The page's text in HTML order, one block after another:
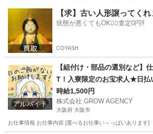
新宿駅 軽作業 カップル
【求】古い人形譲ってく
状態が悪くてもOK🙆‍♀️査定0円‼️
COYASH
アルバイト
【組付け・部品の選別など】
T！入寮限定のお宝求人★日払
時給1,500円
株式会社 GROW AGENCY
大阪府 大阪市
お仕事情報 お仕事内容 [選べるお仕事い～っぱいあります